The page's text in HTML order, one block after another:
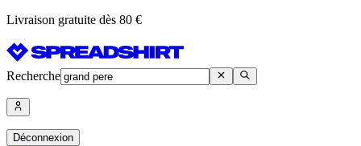
Livraison gratuite dès 80 €
Recherche
Déconnexion